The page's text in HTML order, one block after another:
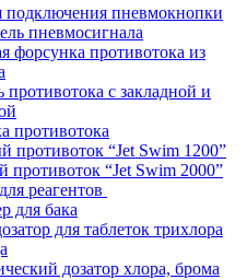
подключения пневмокнопки
пневмосигнала
форсунка противотока из
противотока с закладной и
противотока
противоток “Jet Swim 1200”
противоток “Jet Swim 2000”
реагентов
для бака
для таблеток трихлора
дозатор хлора, брома